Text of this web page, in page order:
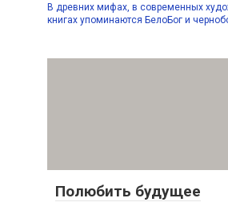
В древних мифах, в современных
книгах упоминаются БелоБог и
Полюбить будущее